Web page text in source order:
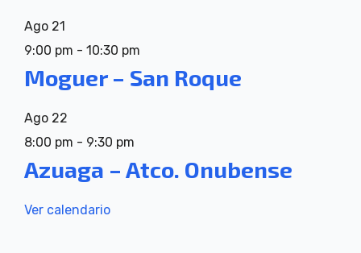
Ago 21
9:00 pm - 10:30 pm
Moguer – San Roque
Ago 22
8:00 pm - 9:30 pm
Azuaga – Atco. Onubense
Ver calendario